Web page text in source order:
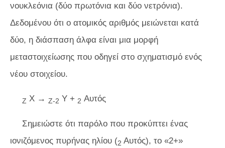
νουκλεόνια (δύο πρωτόνια και δύο νετρόνια).
Δεδομένου ότι ο ατομικός αριθμός μειώνεται κατά
δύο, η διάσπαση άλφα είναι μια μορφή
μεταστοιχείωσης που οδηγεί στο σχηματισμό ενός
νέου στοιχείου.
Z X → Z-2 Y + 2 Αυτός
Σημειώστε ότι παρόλο που προκύπτει ένας
ιονιζόμενος πυρήνας ηλίου (2 Αυτός), το «2+»